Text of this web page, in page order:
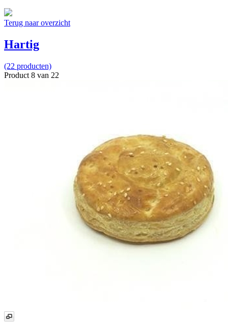
Terug naar overzicht
Hartig
(22 producten)
Product 8 van 22